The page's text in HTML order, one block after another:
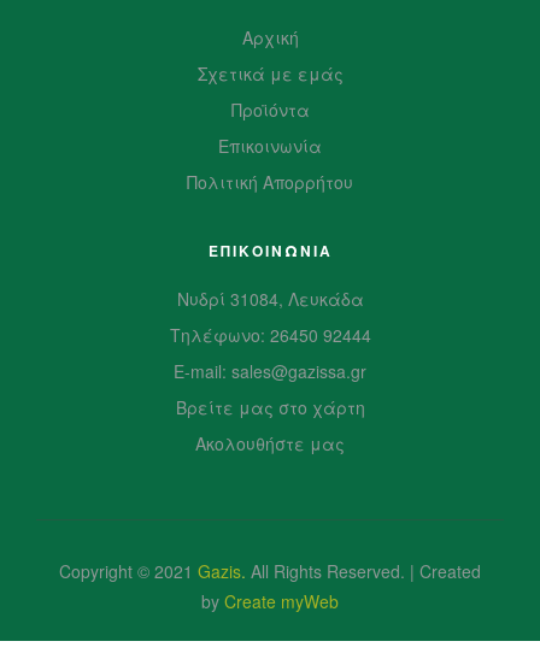
Αρχική
Σχετικά με εμάς
Προϊόντα
Επικοινωνία
Πολιτική Απορρήτου
ΕΠΙΚΟΙΝΩΝΙΑ
Νυδρί 31084, Λευκάδα
Τηλέφωνο: 26450 92444
E-mail: sales@gazissa.gr
Βρείτε μας στο χάρτη
Ακολουθήστε μας
Copyright © 2021 Gazis. All Rights Reserved. | Created
by Create myWeb